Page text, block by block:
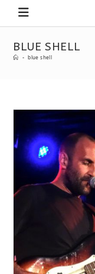
BLUE SHELL
- blue shell